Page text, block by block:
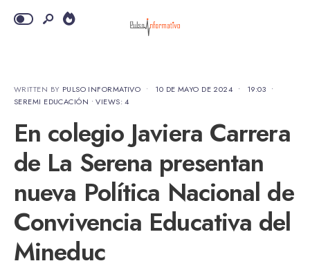
WRITTEN BY PULSO INFORMATIVO • 10 DE MAYO DE 2024 • 19:03 •
SEREMI EDUCACIÓN •VIEWS: 4
En colegio Javiera Carrera
de La Serena presentan
nueva Política Nacional de
Convivencia Educativa del
Mineduc